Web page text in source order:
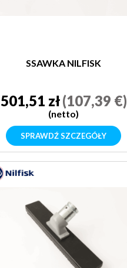
SSAWKA NILFISK
501,51 zł(107,39 €)
(netto)
SPRAWDŹ SZCZEGÓŁY